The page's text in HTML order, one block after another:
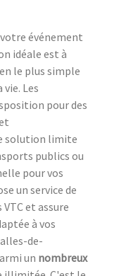
événement
idéale est à
le plus simple
Les
pour des
solution limite
publics ou
pour vos
un service de
et assure
à vos
de-
un nombreux